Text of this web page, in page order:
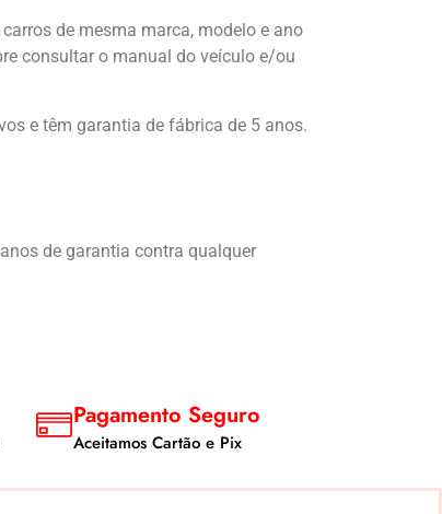
de mesma marca, modelo e ano
consultar o manual do veículo e/ou
e têm garantia de fábrica de 5 anos.
de garantia contra qualquer
Pagamento Seguro
Aceitamos Cartão e Pix